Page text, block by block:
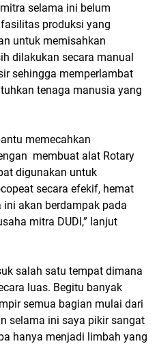
selama ini belum
produksi yang
untuk memisahkan
dilakukan secara manual
sehingga memperlambat
tenaga manusia yang
memecahkan
membuat alat Rotary
digunakan untuk
secara efekif, hemat
akan berdampak pada
mitra DUDI,” lanjut
salah satu tempat dimana
luas. Begitu banyak
semua bagian mulai dari
selama ini saya pikir sangat
hanya menjadi limbah yang